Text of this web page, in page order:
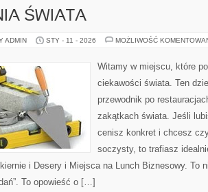
ŚWIATA
ADMIN STY - 11 - 2026 MOŻLIWOŚĆ
Witamy w miejscu, które
ciekawości świata. Ten
przewodnik po
zakątkach świata. Jeśli
cenisz konkret i chcesz
soczysty, to trafiasz
i Desery i Miejsca na Lunch Biznesowy. To
To opowieść o […]